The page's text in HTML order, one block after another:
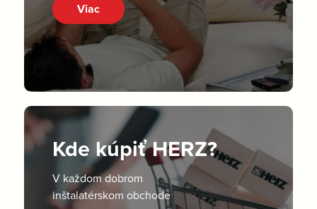
Viac
Kde kúpiť HERZ?
V každom dobrom
inštalatérskom obchode